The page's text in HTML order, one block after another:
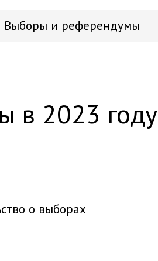
Выборы и референдумы
в 2023 году
о выборах